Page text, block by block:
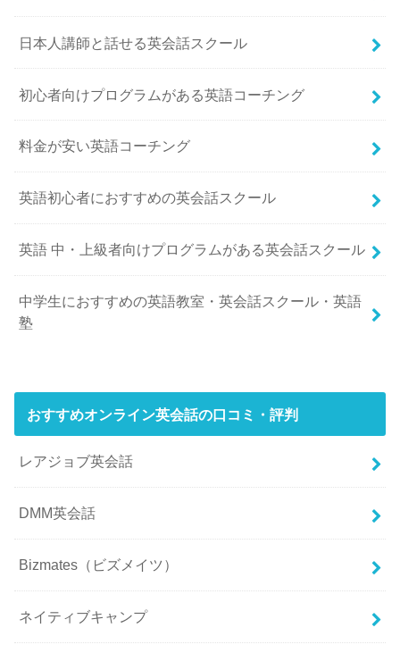
日本人講師と話せる英会話スクール
初心者向けプログラムがある英語コーチング
料金が安い英語コーチング
英語初心者におすすめの英会話スクール
英語 中・上級者向けプログラムがある英会話スクール
中学生におすすめの英語教室・英会話スクール・英語
塾
おすすめオンライン英会話の口コミ・評判
レアジョブ英会話
DMM英会話
Bizmates（ビズメイツ）
ネイティブキャンプ